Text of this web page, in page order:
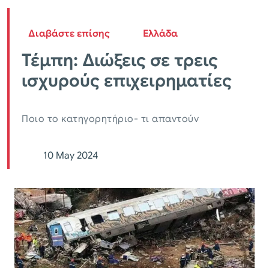
Διαβάστε επίσης Ελλάδα
Τέμπη: Διώξεις σε τρεις
ισχυρούς επιχειρηματίες
Ποιο το κατηγορητήριο- τι απαντούν
10 May 2024